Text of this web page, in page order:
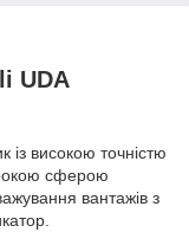
UDА
високою точністю
сферою
вантажів з